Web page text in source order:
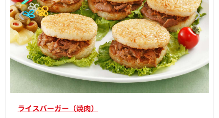
ライスバーガー（焼肉）